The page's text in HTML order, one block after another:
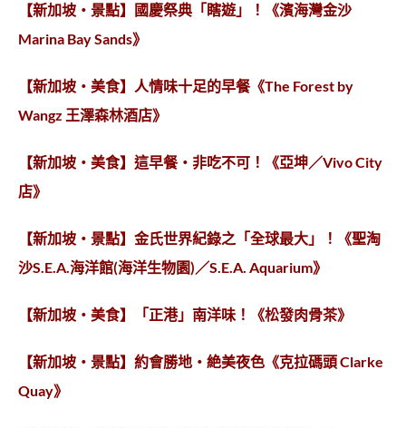
【新加坡‧景點】國慶祭典「瞎遊」！《濱海灣金沙
Marina Bay Sands》
【新加坡‧美食】人情味十足的早餐《The Forest by
Wangz 王澤森林酒店》
【新加坡‧美食】這早餐‧非吃不可！《亞坤／Vivo City
店》
【新加坡‧景點】金氏世界紀錄之「全球最大」！《聖淘
沙S.E.A.海洋館(海洋生物園)／S.E.A. Aquarium》
【新加坡‧美食】「正港」南洋味！《松發肉骨茶》
【新加坡‧景點】約會勝地‧絶美夜色《克拉碼頭 Clarke
Quay》